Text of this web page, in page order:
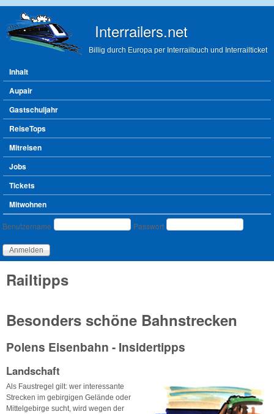
Interrailers.net
Billig durch Europa per Interrailbuch und Interrailticket
Hauptmenü
Inhalt
Aupair
Gastschuljahr
ReiseTops
Mitreisen
Jobs
Tickets
Mitwohnen
Benutzeranmeldung
Benutzername Passwort
Railtipps
Besonders schöne Bahnstrecken
Polens Eisenbahn - Insidertipps
Landschaft
Als Faustregel gilt: wer interessante
Strecken im gebirgigen Gelände oder
Mittelgebirge sucht, wird wegen der